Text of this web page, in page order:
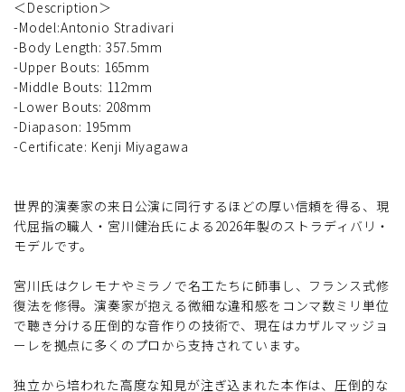
＜Description＞
-Model:Antonio Stradivari
-Body Length: 357.5mm
-Upper Bouts: 165mm
-Middle Bouts: 112mm
-Lower Bouts: 208mm
-Diapason: 195mm
-Certificate: Kenji Miyagawa
世界的演奏家の来日公演に同行するほどの厚い信頼を得る、現
代屈指の職人・宮川健治氏による2026年製のストラディバリ・
モデルです。
宮川氏はクレモナやミラノで名工たちに師事し、フランス式修
復法を修得。演奏家が抱える微細な違和感をコンマ数ミリ単位
で聴き分ける圧倒的な音作りの技術で、現在はカザルマッジョ
ーレを拠点に多くのプロから支持されています。
独立から培われた高度な知見が注ぎ込まれた本作は、圧倒的な